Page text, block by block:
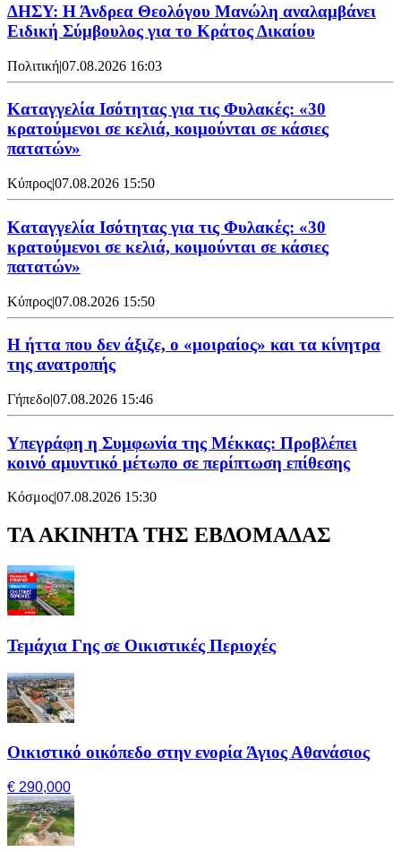
ΔΗΣΥ: Η Άνδρεα Θεολόγου Μανώλη αναλαμβάνει
Ειδική Σύμβουλος για το Κράτος Δικαίου
Πολιτική|07.08.2026 16:03
Καταγγελία Ισότητας για τις Φυλακές: «30
κρατούμενοι σε κελιά, κοιμούνται σε κάσιες
πατατών»
Κύπρος|07.08.2026 15:50
Καταγγελία Ισότητας για τις Φυλακές: «30
κρατούμενοι σε κελιά, κοιμούνται σε κάσιες
πατατών»
Κύπρος|07.08.2026 15:50
Η ήττα που δεν άξιζε, ο «μοιραίος» και τα κίνητρα
της ανατροπής
Γήπεδο|07.08.2026 15:46
Υπεγράφη η Συμφωνία της Μέκκας: Προβλέπει
κοινό αμυντικό μέτωπο σε περίπτωση επίθεσης
Κόσμος|07.08.2026 15:30
ΤΑ ΑΚΙΝΗΤΑ ΤΗΣ ΕΒΔΟΜΑΔΑΣ
Τεμάχια Γης σε Οικιστικές Περιοχές
Οικιστικό οικόπεδο στην ενορία Άγιος Αθανάσιος
€ 290,000